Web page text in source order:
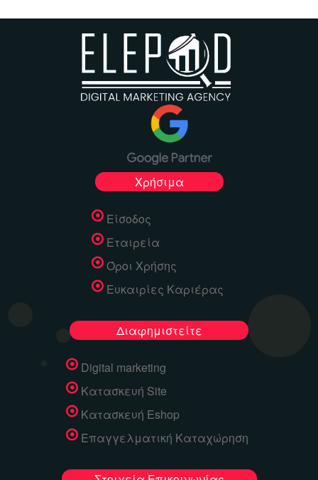
Χρήσιμα
Είσοδος
Εταιρεία
Όροι Χρήσης
Ευκαιρίες Καριέρας
Διαφημιστείτε
Digital marketing
Κατασκευή Site
Κατασκευή Eshop
Επαγγελματική Καταχώρηση